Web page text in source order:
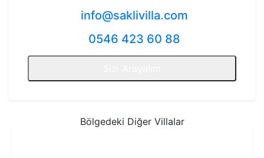
info@saklivilla.com
0546 423 60 88
Bölgedeki Diğer Villalar